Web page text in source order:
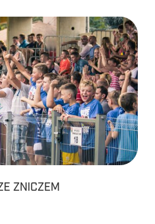
ZNICZEM